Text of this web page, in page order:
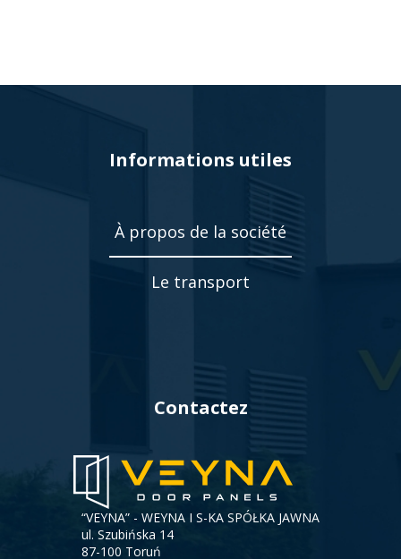
Informations utiles
À propos de la société
Le transport
Contactez
“VEYNA” - WEYNA I S-KA SPÓŁKA JAWNA
ul. Szubińska 14
87-100 Toruń